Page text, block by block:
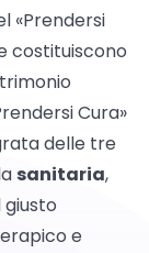
«Prendersi
costituiscono
Cura»
delle tre
sanitaria,
e